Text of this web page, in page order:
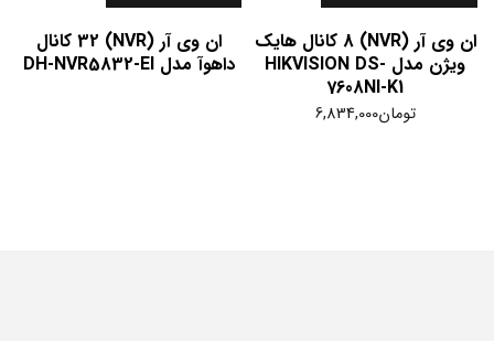
ان وی آر (NVR) 8 کانال هایک
ویژن مدل HIKVISION DS-
7608NI-K1
تومان6,834,000
ان وی آر (NVR) 32 کانال
داهوآ مدل DH-NVR5832-EI